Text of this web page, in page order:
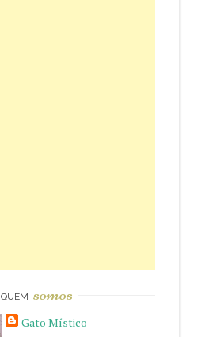
QUEM somos
Gato Místico